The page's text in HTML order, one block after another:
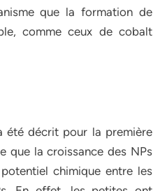
que la formation de
comme ceux de cobalt
été décrit pour la première
que la croissance des NPs
chimique entre les